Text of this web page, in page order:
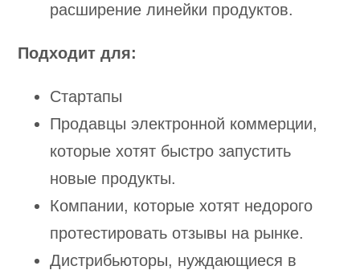
расширение линейки продуктов.
Подходит для:
Стартапы
Продавцы электронной коммерции,
которые хотят быстро запустить
новые продукты.
Компании, которые хотят недорого
протестировать отзывы на рынке.
Дистрибьюторы, нуждающиеся в